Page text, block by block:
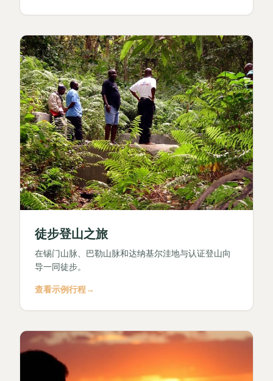
徒步登山之旅
在锡门山脉、巴勒山脉和达纳基尔洼地与认证登山向
导一同徒步。
查看示例行程→